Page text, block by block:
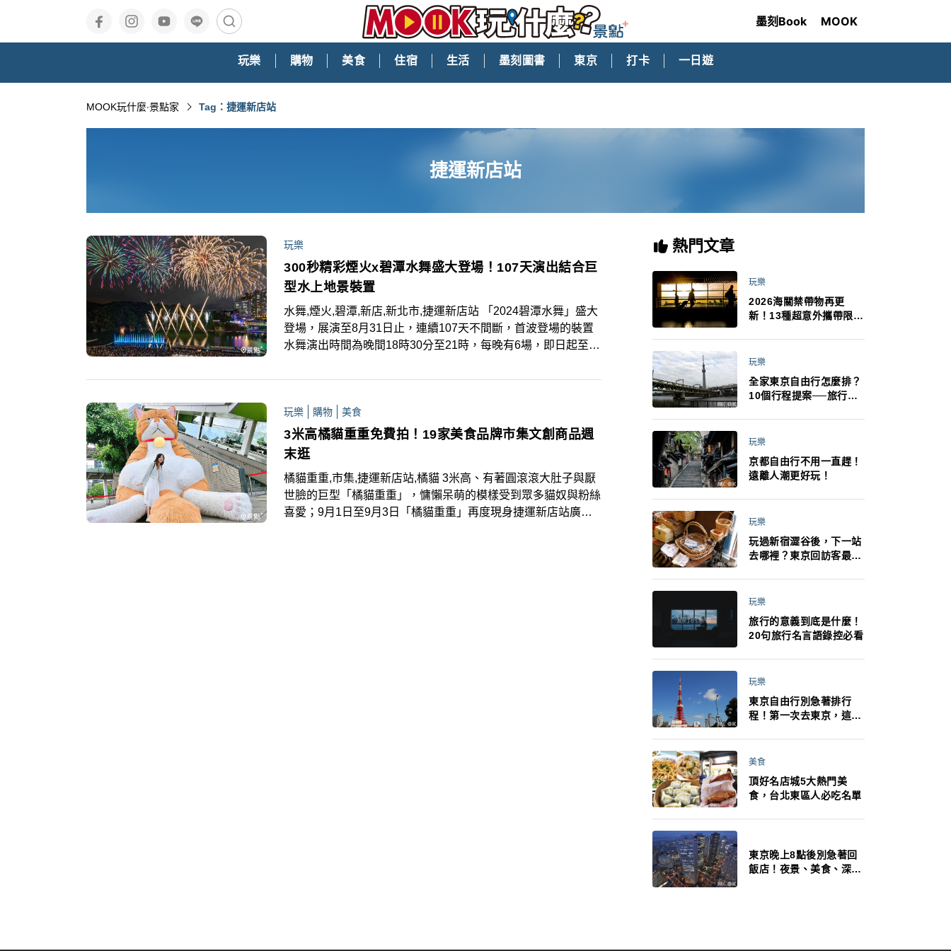
墨刻Book MOOK
玩樂 購物 美食 住宿 生活 墨刻圖書 東京 打卡 一日遊
MOOK玩什麼‧景點家 Tag：捷運新店站
捷運新店站
玩樂
300秒精彩煙火x碧潭水舞盛大登場！107天演出結合巨
型水上地景裝置
水舞,煙火,碧潭,新店,新北市,捷運新店站 「2024碧潭水舞」盛大
登場，展演至8月31日止，連續107天不間斷，首波登場的裝置
水舞演出時間為晚間18時30分至21時，每晚有6場，即日起至6
年優人」帶來人水共舞演出。6月22日起則會推出地景水舞，以
玩樂 購物 美食
3米高橘貓重重免費拍！19家美食品牌市集文創商品週
末逛
橘貓重重,市集,捷運新店站,橘貓 3米高、有著圓滾滾大肚子與厭
世臉的巨型「橘貓重重」，慵懶呆萌的模樣受到眾多貓奴與粉絲
喜愛；9月1日至9月3日「橘貓重重」再度現身捷運新店站廣
熱門文章
玩樂
2026海關禁帶物再更
新！13種超意外攜帶限
最高還罰百萬！注意事項
玩樂
全家東京自由行怎麼排？
10個行程提案──旅行不
法！
玩樂
京都自由行不用一直趕！
遠離人潮更好玩！
玩樂
玩過新宿澀谷後，下一站
去哪裡？東京回訪客最推
玩樂
旅行的意義到底是什麼！
20句旅行名言語錄控必看
玩樂
東京自由行別急著排行
程！第一次去東京，這10
美食
頂好名店城5大熱門美
食，台北東區人必吃名單
東京晚上8點後別急著回
飯店！夜景、美食、深夜